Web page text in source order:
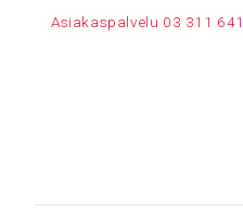
Asiakaspalvelu 03 311